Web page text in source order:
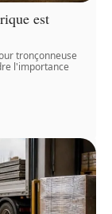
est
tronçonneuse
l'importance